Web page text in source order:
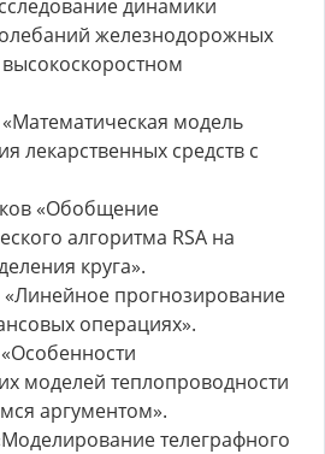
динамики
железнодорожных
модель
лекарственных средств с
«Обобщение
алгоритма RSA на
круга».
прогнозирование
операциях».
моделей теплопроводности
аргументом».
телеграфного